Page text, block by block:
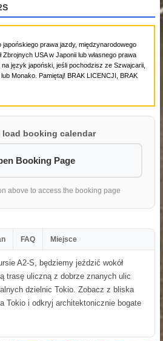
prawa jazdy, międzynarodowego
Zbrojnych USA w Japonii lub własnego prawa
język japoński, jeśli pochodzisz ze Szwajcarii,
Monako. Pamiętaj! BRAK LICENCJI, BRAK
booking calendar
Booking Page
above to access the booking page
FAQ Miejsce
A2-S, będziemy jeździć wokół
trasę uliczną z dobrze znanych ulic
dzielnic Tokio. Zobacz z bliska
Tokio i odkryj architektonicznie bogate